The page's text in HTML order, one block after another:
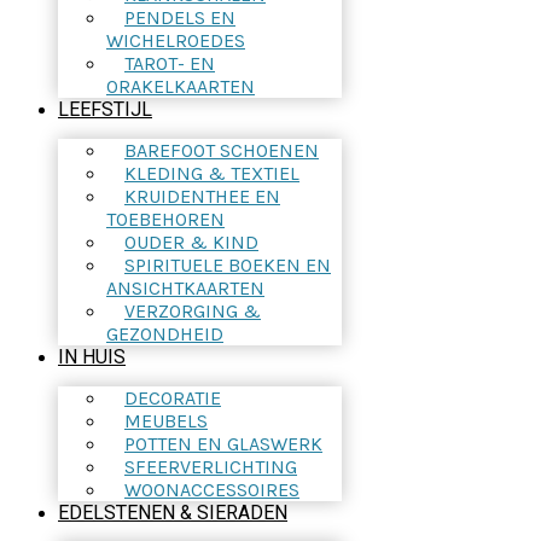
PENDELS EN
WICHELROEDES
TAROT- EN
ORAKELKAARTEN
LEEFSTIJL
BAREFOOT SCHOENEN
KLEDING & TEXTIEL
KRUIDENTHEE EN
TOEBEHOREN
OUDER & KIND
SPIRITUELE BOEKEN EN
ANSICHTKAARTEN
VERZORGING &
GEZONDHEID
IN HUIS
DECORATIE
MEUBELS
POTTEN EN GLASWERK
SFEERVERLICHTING
WOONACCESSOIRES
EDELSTENEN & SIERADEN